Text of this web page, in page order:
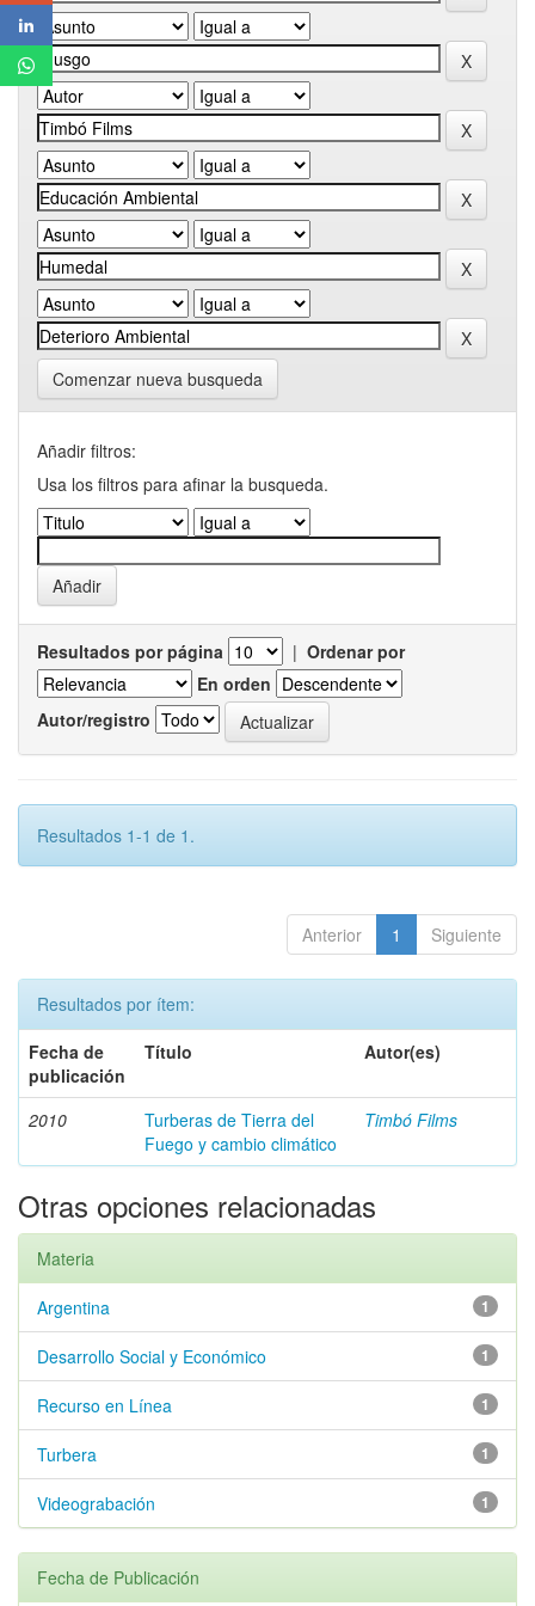
Comenzar nueva busqueda
Añadir filtros:
Usa los filtros para afinar la busqueda.
Resultados por página | Ordenar por
En orden
Autor/registro
Resultados 1-1 de 1.
Anterior 1 Siguiente
Resultados por ítem:
Fecha de
publicación
Título Autor(es)
2010
Turberas de Tierra del
Fuego y cambio climático
Timbó Films
Otras opciones relacionadas
Materia
1
Argentina
1
Desarrollo Social y Económico
1
Recurso en Línea
1
Turbera
1
Videograbación
Fecha de Publicación